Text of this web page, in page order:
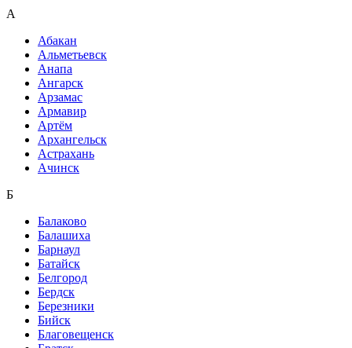
А
Абакан
Альметьевск
Анапа
Ангарск
Арзамас
Армавир
Артём
Архангельск
Астрахань
Ачинск
Б
Балаково
Балашиха
Барнаул
Батайск
Белгород
Бердск
Березники
Бийск
Благовещенск